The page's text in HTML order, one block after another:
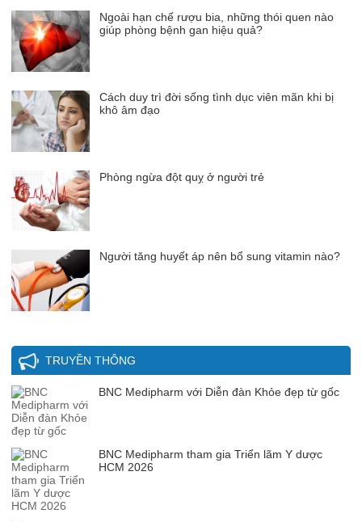
Ngoài hạn chế rượu bia, những thói quen nào
giúp phòng bệnh gan hiệu quả?
Cách duy trì đời sống tình dục viên mãn khi bị
khô âm đạo
Phòng ngừa đột quỵ ở người trẻ
Người tăng huyết áp nên bổ sung vitamin nào?
TRUYỀN THÔNG
BNC Medipharm với Diễn đàn Khỏe đẹp từ gốc
BNC Medipharm tham gia Triển lãm Y dược
HCM 2026